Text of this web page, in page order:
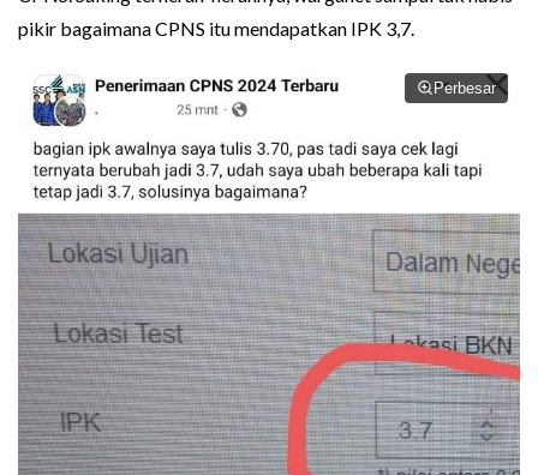
pikir bagaimana CPNS itu mendapatkan IPK 3,7.
Perbesar